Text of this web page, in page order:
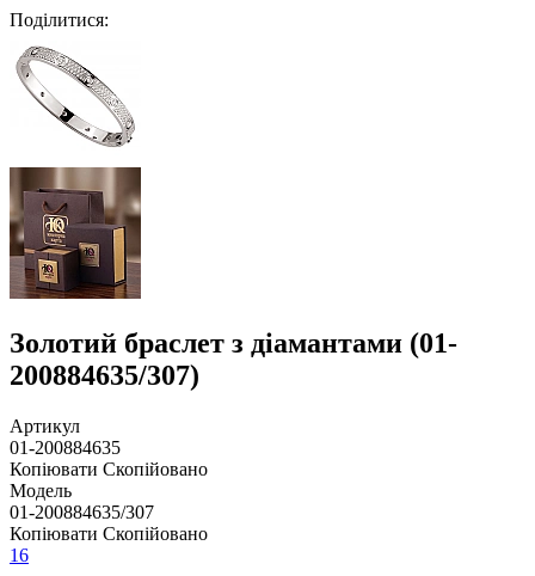
Поділитися:
Золотий браслет з діамантами (01-
200884635/307)
Артикул
01-200884635
Копіювати Скопійовано
Модель
01-200884635/307
Копіювати Скопійовано
16